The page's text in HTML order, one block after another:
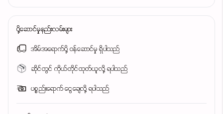
ပို့ဆောင်မှုနည်းလမ်းများ
အိမ်အရောက်ပို့ ဝန်ဆောင်မှု ရှိပါသည်
ဆိုင်တွင် ကိုယ်တိုင်ထုတ်ယူလို့ ရပါသည်
ပစ္စည်းရောက် ငွေချေလို့ ရပါသည်